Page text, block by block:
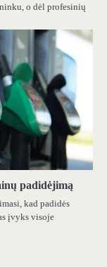
o dėl profesinių
padidėjimą
kad padidės
įvyks visoje